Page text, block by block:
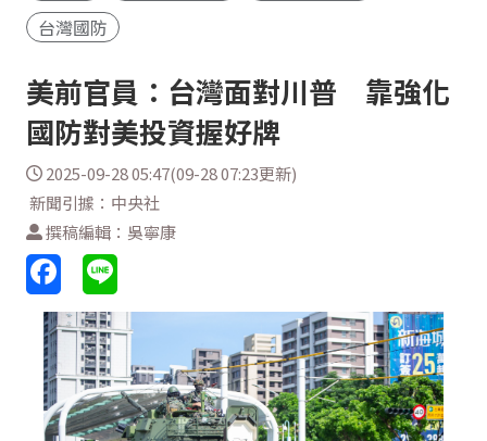
台灣國防
美前官員：台灣面對川普 靠強化
國防對美投資握好牌
2025-09-28 05:47(09-28 07:23更新)
新聞引據：中央社
撰稿編輯：吳寧康